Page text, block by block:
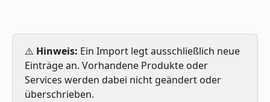
⚠️ Hinweis: Ein Import legt ausschließlich neue
Einträge an. Vorhandene Produkte oder
Services werden dabei nicht geändert oder
überschrieben.